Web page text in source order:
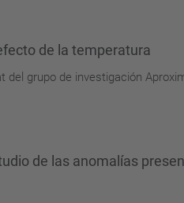
de la temperatura
grupo de investigación
de las anomalías